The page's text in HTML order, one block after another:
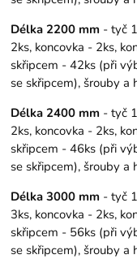
Délka 2200 mm - tyč
2ks, koncovka - 2ks,
skřipcem - 42ks (při
se skřipcem), šrouby a
Délka 2400 mm - tyč
2ks, koncovka - 2ks,
skřipcem - 46ks (při
se skřipcem), šrouby a
Délka 3000 mm - tyč
3ks, koncovka - 2ks,
skřipcem - 56ks (při
se skřipcem), šrouby a